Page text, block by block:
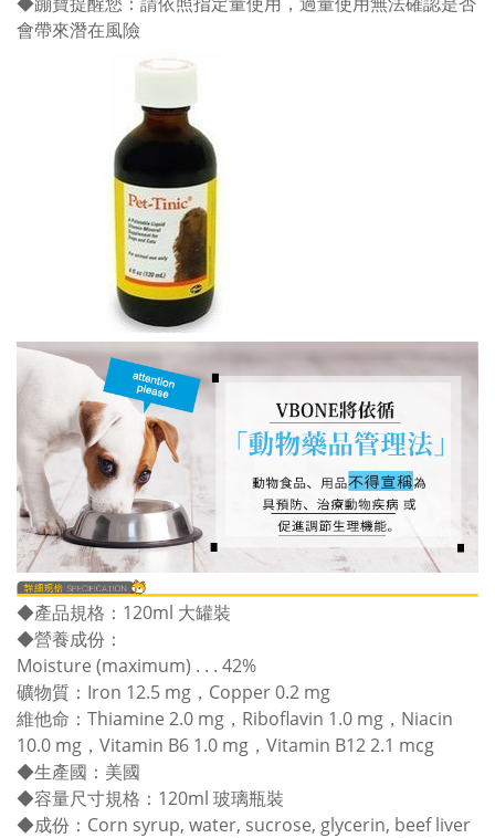
會帶來潛在風險
◆產品規格：120ml 大罐裝
◆營養成份：
Moisture (maximum) . . . 42%
礦物質：Iron 12.5 mg，Copper 0.2 mg
維他命：Thiamine 2.0 mg，Riboflavin 1.0 mg，Niacin
10.0 mg，Vitamin B6 1.0 mg，Vitamin B12 2.1 mcg
◆生產國：美國
◆容量尺寸規格：120ml 玻璃瓶裝
◆成份：Corn syrup, water, sucrose, glycerin, beef liver